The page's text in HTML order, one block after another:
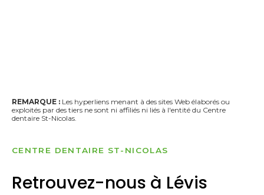
REMARQUE : Les hyperliens menant à des sites Web élaborés ou
exploités par des tiers ne sont ni affiliés ni liés à l'entité du Centre
dentaire St-Nicolas.
CENTRE DENTAIRE ST-NICOLAS
Retrouvez-nous à Lévis